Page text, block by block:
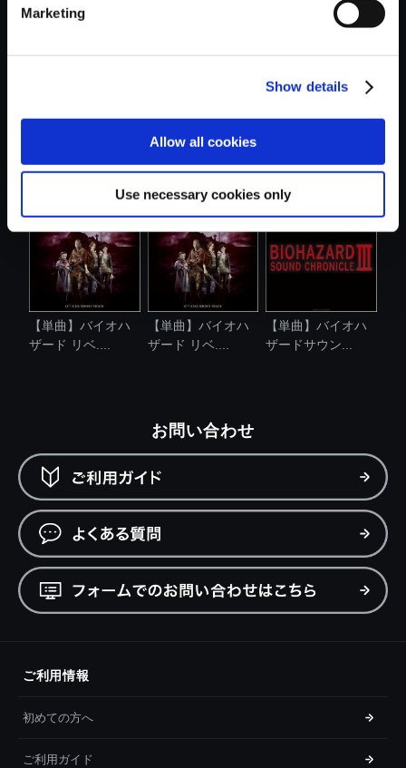
Marketing
Show details
Allow all cookies
Use necessary cookies only
ザードサウン...
REVELATION...
【単曲】バイオハ
ザード リベ....
【単曲】バイオハ
ザード リベ....
【単曲】バイオハ
ザードサウン...
お問い合わせ
ご利用情報
初めての方へ
ご利用ガイド